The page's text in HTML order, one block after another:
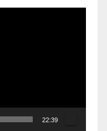
22:39